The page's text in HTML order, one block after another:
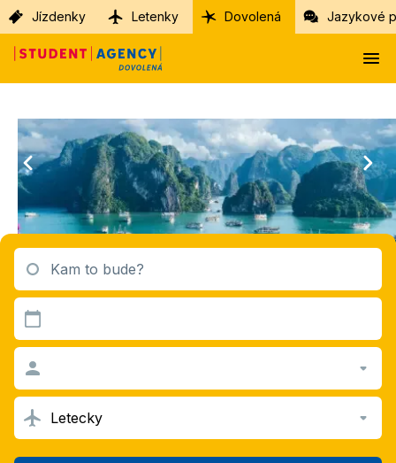
Jízdenky Letenky Dovolená Jazykové
Kam to bude?
Letecky